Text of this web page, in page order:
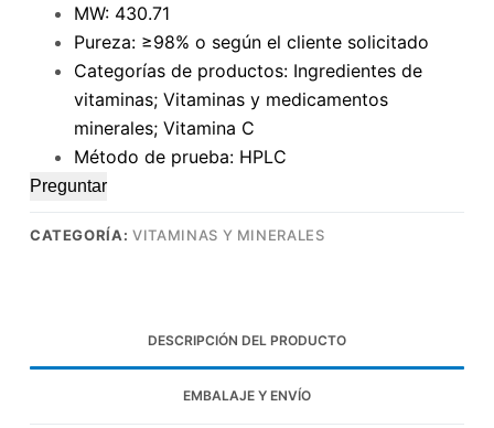
MW: 430.71
Pureza: ≥98% o según el cliente solicitado
Categorías de productos: Ingredientes de
vitaminas; Vitaminas y medicamentos
minerales; Vitamina C
Método de prueba: HPLC
Preguntar
CATEGORÍA:VITAMINAS Y MINERALES
DESCRIPCIÓN DEL PRODUCTO
EMBALAJE Y ENVÍO